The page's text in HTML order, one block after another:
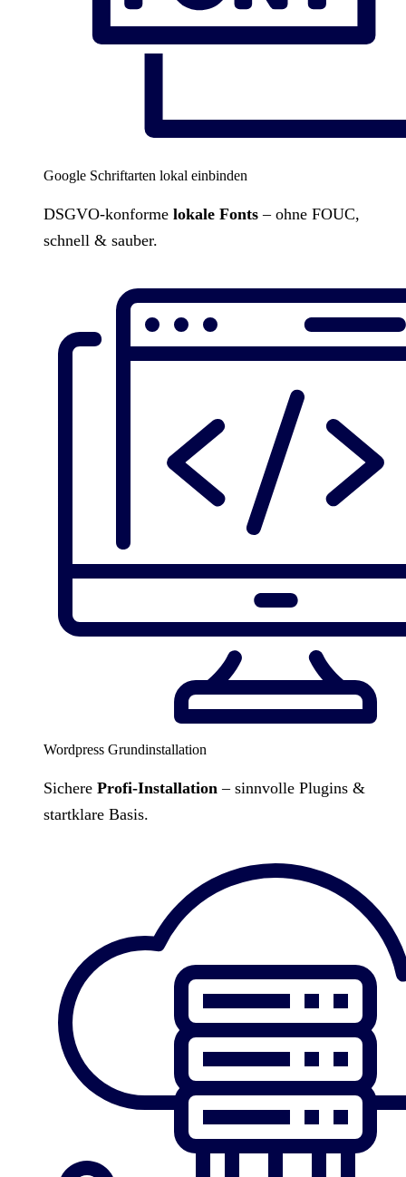
Google Schriftarten lokal einbinden
DSGVO-konforme lokale Fonts – ohne FOUC,
schnell & sauber.
Wordpress Grundinstallation
Sichere Profi-Installation – sinnvolle Plugins &
startklare Basis.